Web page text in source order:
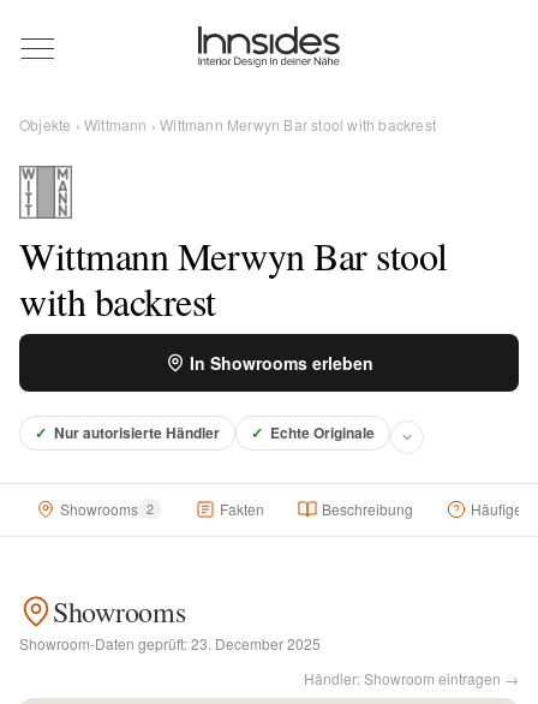
Magazin
Showrooms
Objekte
Über uns
Für Händler
Objekte ›Wittmann › Wittmann Merwyn Bar stool with backrest
Wittmann Merwyn Bar stool
with backrest
In Showrooms erleben
✓ Nur autorisierte Händler ✓ Echte Originale
Showrooms 2 Fakten Beschreibung Häufige
Showrooms
Showroom-Daten geprüft:23. December 2025
Händler: Showroom eintragen →